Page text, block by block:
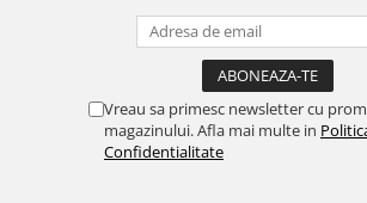
Vreau sa primesc newsletter cu
magazinului. Afla mai multe in
Confidentialitate